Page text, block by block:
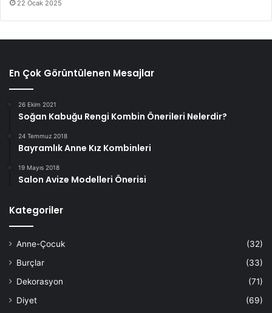
22 Ocak 2025
En Çok Görüntülenen Mesajlar
26 Ekim 2021
Soğan Kabuğu Rengi Kombin Önerileri Nelerdir?
24 Temmuz 2018
Bayramlık Anne Kız Kombinleri
19 Mayıs 2018
Salon Avize Modelleri Önerisi
Kategoriler
Anne-Çocuk
(32)
Burçlar
(33)
Dekorasyon
(71)
Diyet
(69)